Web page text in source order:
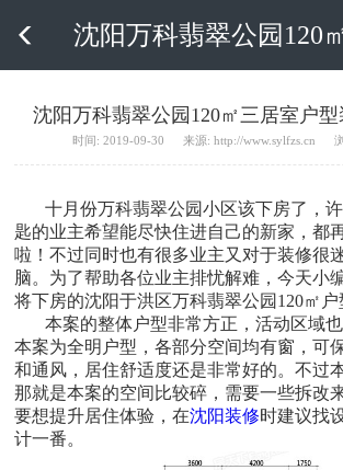

沈阳万科翡翠公园120㎡三居室户
时间: 2019-09-30 来源: http://www.sylfzs.cn
十月份万科翡翠公园小区该下房了，
匙的业主希望能尽快住进自己的新家，都
啦！不过同时也有很多业主又对于装修很
脑。为了帮助各位业主排忧解难，今天小
将下房的沈阳于洪区万科翡翠公园120㎡户
本案的整体户型非常方正，活动区域
本案为全明户型，各部分空间均有窗，可
和通风，居住舒适度还是非常好的。不过
那就是本案的空间比较碎，需要一些拆改
要想提升居住体验，在沈阳装修时建议找
计一番。